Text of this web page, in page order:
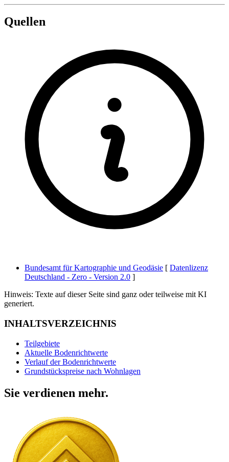
Quellen
Bundesamt für Kartographie und Geodäsie [ Datenlizenz
Deutschland - Zero - Version 2.0 ]
Hinweis: Texte auf dieser Seite sind ganz oder teilweise mit KI
generiert.
INHALTSVERZEICHNIS
Teilgebiete
Aktuelle Bodenrichtwerte
Verlauf der Bodenrichtwerte
Grundstückspreise nach Wohnlagen
Sie verdienen mehr.